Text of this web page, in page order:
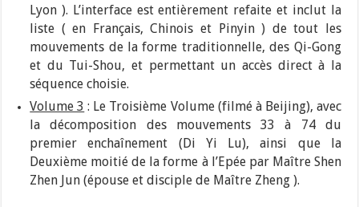
Lyon ). L’interface est entièrement refaite et inclut la
liste ( en Français, Chinois et Pinyin ) de tout les
mouvements de la forme traditionnelle, des Qi-Gong
et du Tui-Shou, et permettant un accès direct à la
séquence choisie.
Volume 3 : Le Troisième Volume (filmé à Beijing), avec
la décomposition des mouvements 33 à 74 du
premier enchaînement (Di Yi Lu), ainsi que la
Deuxième moitié de la forme à l’Epée par Maître Shen
Zhen Jun (épouse et disciple de Maître Zheng ).